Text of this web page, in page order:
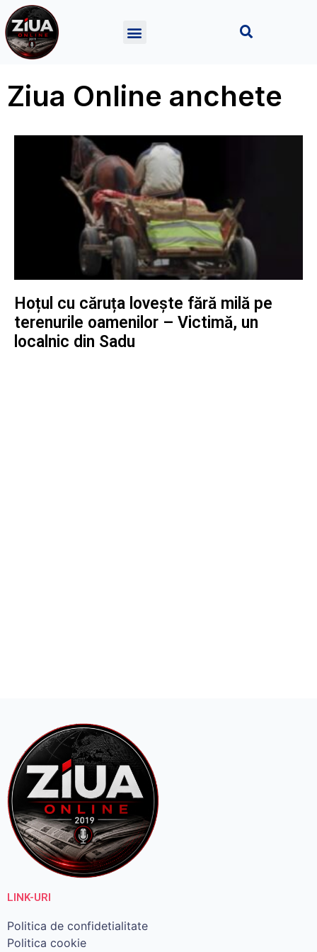
Ziua Online anchete
Hoțul cu căruța lovește fără milă pe
terenurile oamenilor – Victimă, un
localnic din Sadu
LINK-URI
Politica de confidetialitate
Politica cookie